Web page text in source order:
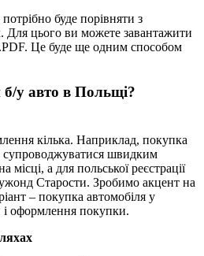
потрібно буде порівняти з
Для цього ви можете завантажити
Це буде ще одним способом
у авто в Польщі?
кілька. Наприклад, покупка
супроводжуватися швидким
а для польської реєстрації
ужонд Старости. Зробимо акцент на
– покупка автомобіля у
і оформлення покупки.